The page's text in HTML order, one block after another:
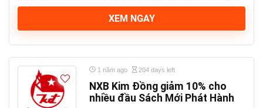
XEM NGAY
1 năm ago 204 days left
NXB Kim Đồng giảm 10% cho
nhiều đầu Sách Mới Phát Hành